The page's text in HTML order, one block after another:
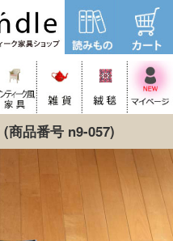
(商品番号 n9-057)